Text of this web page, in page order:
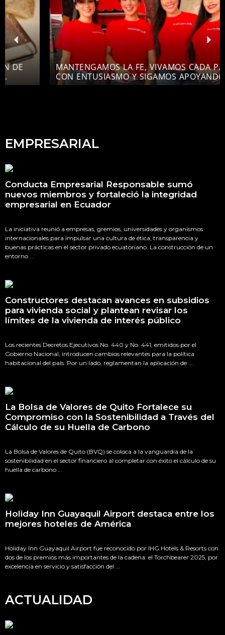
MANTENGAMOS LA FE, VIVAMOS CADA PARTIDO
CON ENTUSIASMO Y SIGAMOS APOYANDO A LA
TRI EN CADA PASO DE SU CAMINO
EMPRESARIAL
Conducta Empresarial Responsable sumó
nuevos miembros y fortaleció la integridad
empresarial en Ecuador
La iniciativa reunió a empresas, gremios, universidades y organismos
internacionales para impulsar una cultura de ética, transparencia y
buenas prácticas en el sector privado ecuatoriano. La construcción de un
entorno ...
Constructores destacan avances en subsidios
para vivienda social y plantean revisar los
límites de la vivienda de interés público
Los recientes Decretos Ejecutivos No. 440 y No. 441, emitidos por el
Gobierno Nacional, introducen cambios relevantes para la política
habitacional del país. Por un lado, reglamentan la aplicación de ...
La Bolsa de Valores de Quito Fortalece su
Compromiso con la Sostenibilidad a Través del
Cálculo de su Huella de Carbono
La Bolsa de Valores de Quito (BVQ) se coloca a la vanguardia de la
sostenibilidad en el sector financiero al completar con éxito el cálculo de su
huella de carbono ...
Holiday Inn Guayaquil Airport destaca entre los
mejores hoteles de América
Holiday Inn Guayaquil Airport fue reconocido por IHG Hotels & Resorts con
dos de los premios más importantes de la cadena: el Torchbearer 2025, por
excelencia en servicio y satisfacción del ...
ACTUALIDAD